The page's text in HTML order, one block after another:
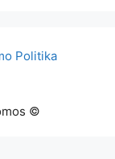
Politika
©